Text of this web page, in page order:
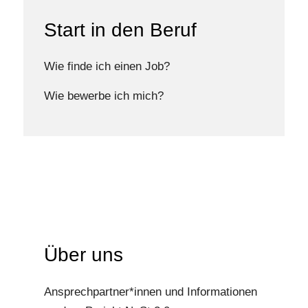
Start in den Beruf
Wie finde ich einen Job?
Wie bewerbe ich mich?
Über uns
Ansprechpartner*innen und Informationen